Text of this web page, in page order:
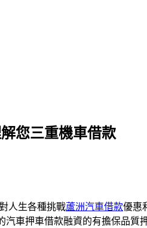
您三重機車借款
人生各種挑戰蘆洲汽車借款優惠
汽車押車借款融資的有擔保品質